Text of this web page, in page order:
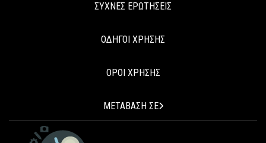
ΣΥΧΝΕΣ ΕΡΩΤΗΣΕΙΣ
ΟΔΗΓΟΙ ΧΡΗΣΗΣ
ΟΡΟΙ ΧΡΗΣΗΣ
ΜΕΤΑΒΑΣΗ ΣΕ